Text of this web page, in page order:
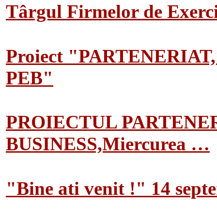
Târgul Firmelor de
Proiect
PEB"
PROIECTUL
BUSINESS,Miercurea …
"Bine ati venit !" 14